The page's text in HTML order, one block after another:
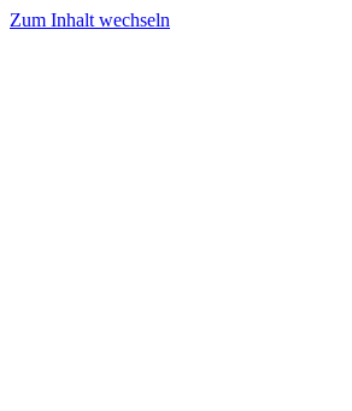
Zum Inhalt wechseln